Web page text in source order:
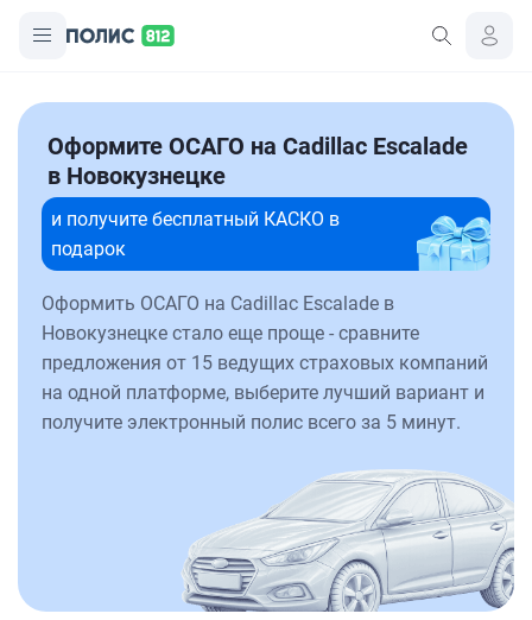
Оформите ОСАГО на Cadillac Escalade
в Новокузнецке
и получите бесплатный КАСКО в
подарок
Оформить ОСАГО на Cadillac Escalade в
Новокузнецке стало еще проще - сравните
предложения от 15 ведущих страховых компаний
на одной платформе, выберите лучший вариант и
получите электронный полис всего за 5 минут.